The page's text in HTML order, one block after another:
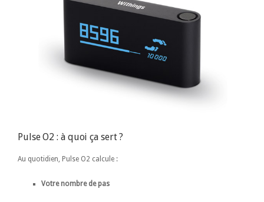
Pulse O2 : à quoi ça sert ?
Au quotidien, Pulse O2 calcule :
Votre nombre de pas